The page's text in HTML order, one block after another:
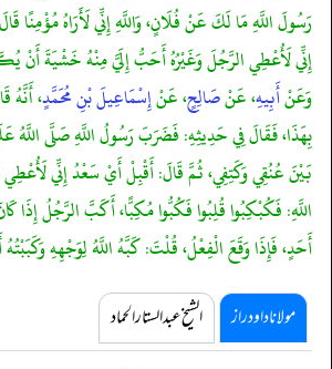
رَسُولَ اللَّهِ مَا لَكَ عَنْ فُلَانٍ، وَاللَّهِ إِنِّي لَأَرَاهُ مُؤْمِنًا
إِنِّي لَأُعْطِي الرَّجُلَ وَغَيْرُهُ أَحَبُّ إِلَيَّ مِنْهُ خَشْيَةَ أَنْ
وَعَنْأَبِيهِ، عَنْصَالِحٍ، عَنْإِسْمَاعِيلَ بْنِ مُحَمَّدٍ،
بِهَذَا، فَقَالَ فِي حَدِيثِهِ: فَضَرَبَ رَسُولُ اللَّهِ صَلَّى اللَّهُ
بَيْنَ عُنُقِي وَكَتِفِي، ثُمَّ قَالَ: أَقْبِلْ أَيْ سَعْدُ إِنِّي لَأُعْطِي
اللَّهِ: فَكُبْكِبُوا قُلِبُوا فَكُبُّوا مُكِبًّا، أَكَبَّ الرَّجُلُ إِذَا
أَحَدٍ، فَإِذَا وَقَعَ الْفِعْلُ، قُلْتَ: كَبَّهُ اللَّهُ لِوَجْهِهِ وَكَبَبْتُهُ
مولانا داود راز الشیخ عبدالستار الحماد